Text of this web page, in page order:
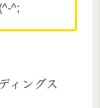
^;
ィングス